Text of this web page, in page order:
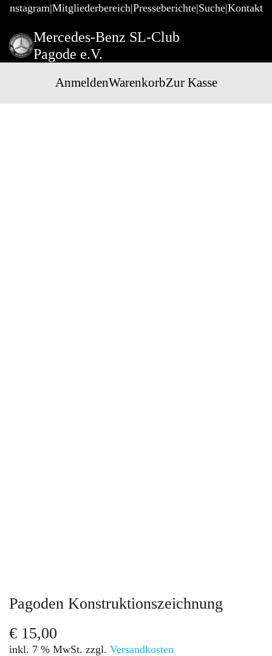
Mitgliederbereich Presseberichte Suche Kontakt
Mercedes-Benz SL-Club
Pagode e.V.
AnmeldenWarenkorbZur Kasse
Pagoden Konstruktionszeichnung
€ 15,00
inkl. 7 % MwSt. zzgl. Versandkosten